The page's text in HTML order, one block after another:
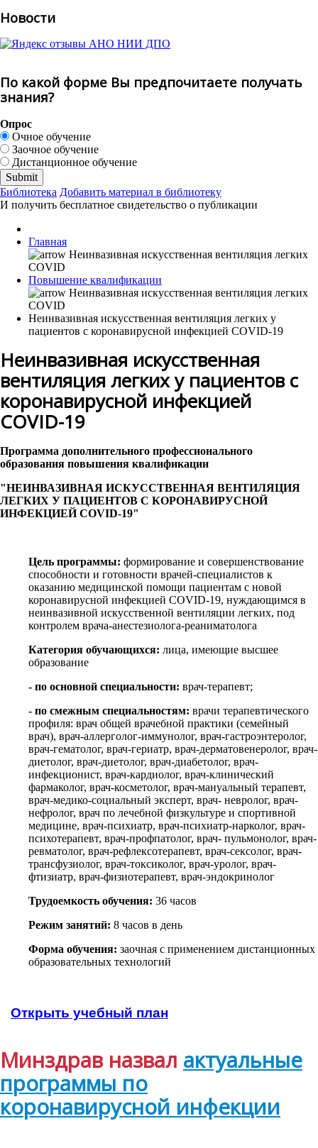
Новости
По какой форме Вы предпочитаете получать
знания?
Опрос
Очное обучение
Заочное обучение
Дистанционное обучение
Библиотека Добавить материал в библиотеку
И получить бесплатное свидетельство о публикации
Главная
Повышение квалификации
Неинвазивная искусственная вентиляция легких у
пациентов с коронавирусной инфекцией COVID-19
Неинвазивная искусственная
вентиляция легких у пациентов с
коронавирусной инфекцией
COVID-19
Программа дополнительного профессионального
образования повышения квалификации
"НЕИНВАЗИВНАЯ ИСКУССТВЕННАЯ ВЕНТИЛЯЦИЯ
ЛЕГКИХ У ПАЦИЕНТОВ С КОРОНАВИРУСНОЙ
ИНФЕКЦИЕЙ COVID-19"
Цель программы: формирование и совершенствование
способности и готовности врачей-специалистов к
оказанию медицинской помощи пациентам с новой
коронавирусной инфекцией COVID-19, нуждающимся в
неинвазивной искусственной вентиляции легких, под
контролем врача-анестезиолога-реаниматолога
Категория обучающихся: лица, имеющие высшее
образование
- по основной специальности: врач-терапевт;
- по смежным специальностям: врачи терапевтического
профиля: врач общей врачебной практики (семейный
врач), врач-аллерголог-иммунолог, врач-гастроэнтеролог,
врач-гематолог, врач-гериатр, врач-дерматовенеролог, врач-
диетолог, врач-диетолог, врач-диабетолог, врач-
инфекционист, врач-кардиолог, врач-клинический
фармаколог, врач-косметолог, врач-мануальный терапевт,
врач-медико-социальный эксперт, врач- невролог, врач-
нефролог, врач по лечебной физкультуре и спортивной
медицине, врач-психиатр, врач-психиатр-нарколог, врач-
психотерапевт, врач-профпатолог, врач- пульмонолог, врач-
ревматолог, врач-рефлексотерапевт, врач-сексолог, врач-
трансфузиолог, врач-токсиколог, врач-уролог, врач-
фтизиатр, врач-физиотерапевт, врач-эндокринолог
Трудоемкость обучения: 36 часов
Режим занятий: 8 часов в день
Форма обучения: заочная с применением дистанционных
образовательных технологий
Открыть учебный план
Минздрав назвал актуальные
программы по
коронавирусной инфекции